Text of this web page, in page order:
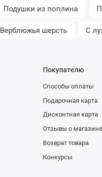
Подушки из поплина
Верблюжья шерсть С
Покупателю
Способы оплаты
Подарочная карта
Дисконтная карта
Отзывы о магазине
Возврат товара
Конкурсы